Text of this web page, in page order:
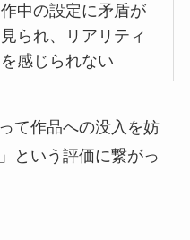
作中の設定に矛盾が
見られ、リアリティ
を感じられない
て作品への没入を妨
という評価に繋がっ